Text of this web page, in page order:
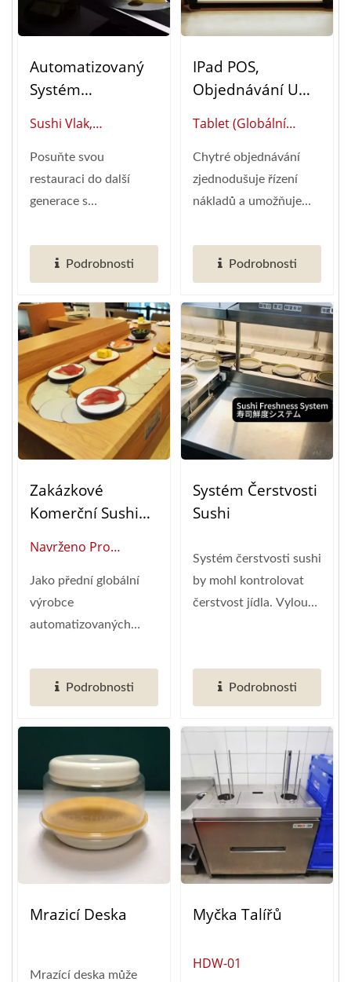
Automatizovaný
Systém
Shinkansen (sushi
Vlak)
Sushi Vlak,
Restaurací)
Posuňte svou
restauraci do další
generace s
systémem Sushi Train
od Hong-Chiang....
Podrobnosti
IPad POS,
Objednávání U
Objednávání U
Stolu)
Tablet (Globální
Automatizace
Chytrých Restaurací)
Chytré objednávání
zjednodušuje řízení
nákladů a umožňuje
marketingovými...
Podrobnosti
Zakázkové
Komerční Sushi
Dopravní
Automatizovaná
Řešení Pro
Dodávku Jídla
Navrženo Pro
Stravování: Ověřené
Automatizované
Sushi Dopravní
Jako přední globální
výrobce
automatizovaných
než 20 lety...
Podrobnosti
Systém Čerstvosti
Sushi
Systém čerstvosti sushi
by mohl kontrolovat
čerstvost jídla. Vyloučil
Podrobnosti
Mrazicí Deska
Mrazící deska může
Myčka Talířů
HDW-01